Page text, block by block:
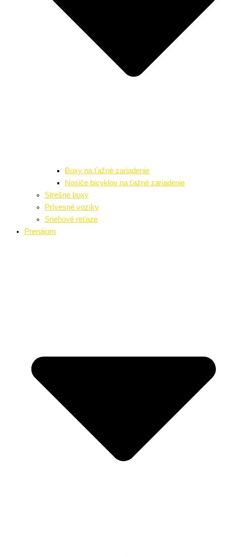
Boxy na ťažné zariadenie
Nosiče bicyklov na ťažné zariadenie
Strešné boxy
Prívesné vozíky
Snehové reťaze
Prenájom